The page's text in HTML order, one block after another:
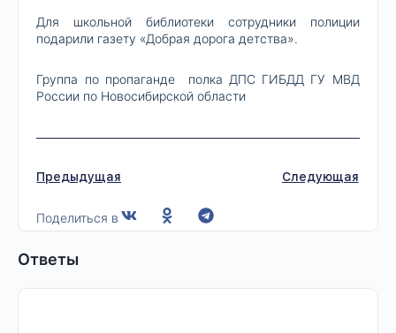
Для школьной библиотеки сотрудники полиции
подарили газету «Добрая дорога детства».
Группа по пропаганде полка ДПС ГИБДД ГУ МВД
России по Новосибирской области
Предыдущая Следующая
Поделиться в
Ответы